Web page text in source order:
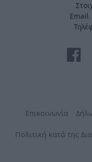
Επικοινωνία
Πολιτική κατά της